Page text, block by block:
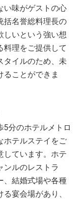
い味がゲストの心
括名誉総料理長の
しいという強い想
料理をご提供して
タイルのため、未
ことができま
5分のホテルメトロ
ホテルステイをご
しています。ホテ
ンルのレストラ
、結婚式場や各種
宴会場があり、